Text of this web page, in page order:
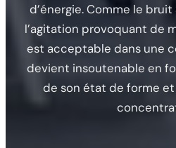
d’énergie. Comme le
l’agitation provoquant de
est acceptable dans une
devient insoutenable en
de son état de forme